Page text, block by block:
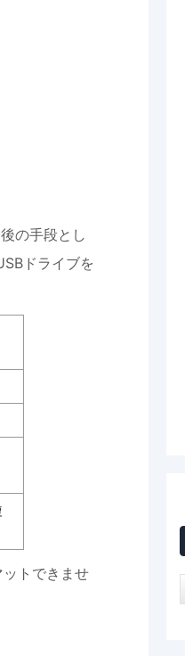
の手段とし
ドライブを
トできませ